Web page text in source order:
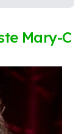
Mary-C